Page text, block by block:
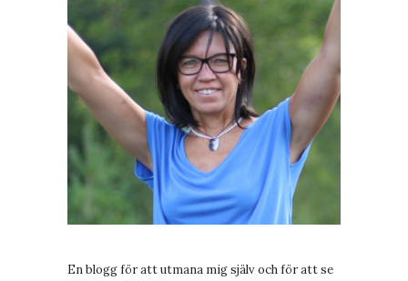
En blogg för att utmana mig själv och för att se